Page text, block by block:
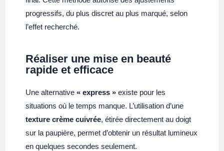
progressifs, du plus discret au plus marqué, selon
l’effet recherché.
Réaliser une mise en beauté
rapide et efficace
Une alternative« express » existe pour les
situations où le temps manque. L’utilisation d’une
texture crème cuivrée, étirée directement au doigt
sur la paupière, permet d’obtenir un résultat lumineux
en quelques secondes seulement.